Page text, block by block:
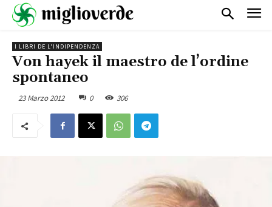
I LIBRI DE L'INDIPENDENZA
Von hayek il maestro de l’ordine
spontaneo
23 Marzo 2012 0 306